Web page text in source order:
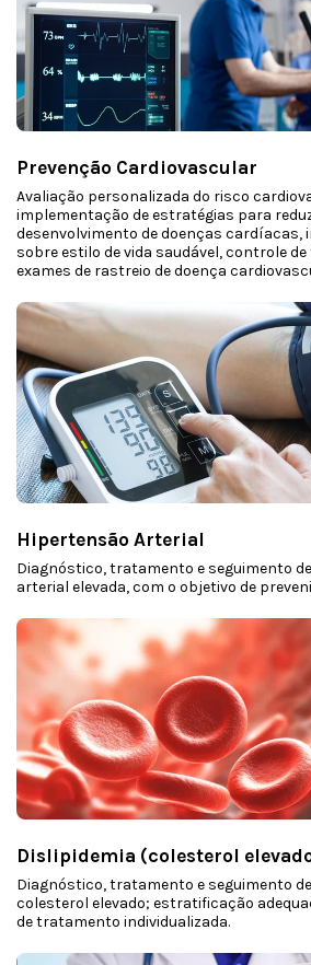
Prevenção Cardiovascular
Avaliação personalizada do risco
implementação de estratégias para
desenvolvimento de doenças cardíacas,
sobre estilo de vida saudável, controle
exames de rastreio de doença
Hipertensão Arterial
Diagnóstico, tratamento e seguimento
arterial elevada, com o objetivo de
Dislipidemia (colesterol
Diagnóstico, tratamento e seguimento
colesterol elevado; estratificação
de tratamento individualizada.